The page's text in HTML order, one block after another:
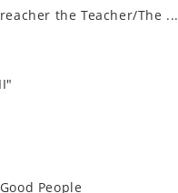
the Teacher/The ...
People